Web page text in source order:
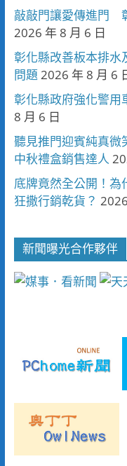
敲敲門讓愛傳進門
2026 年 8 月 6 日
彰化縣改善板本排
問題 2026 年 8 月 6
彰化縣政府強化警
8 月 6 日
聽見推門迎賓純真
中秋禮盒銷售達人
底牌竟然全公開！為
狂撒行銷乾貨？
新聞曝光合作夥伴